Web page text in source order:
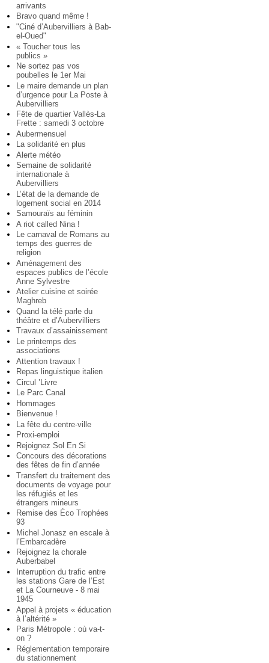
arrivants
Bravo quand même !
"Ciné d’Aubervilliers à Bab-
el-Oued"
« Toucher tous les
publics »
Ne sortez pas vos
poubelles le 1er Mai
Le maire demande un plan
d’urgence pour La Poste à
Aubervilliers
Fête de quartier Vallès-La
Frette : samedi 3 octobre
Aubermensuel
La solidarité en plus
Alerte météo
Semaine de solidarité
internationale à
Aubervilliers
L’état de la demande de
logement social en 2014
Samouraïs au féminin
A riot called Nina !
Le carnaval de Romans au
temps des guerres de
religion
Aménagement des
espaces publics de l’école
Anne Sylvestre
Atelier cuisine et soirée
Maghreb
Quand la télé parle du
théâtre et d’Aubervilliers
Travaux d’assainissement
Le printemps des
associations
Attention travaux !
Repas linguistique italien
Circul ’Livre
Le Parc Canal
Hommages
Bienvenue !
La fête du centre-ville
Proxi-emploi
Rejoignez Sol En Si
Concours des décorations
des fêtes de fin d’année
Transfert du traitement des
documents de voyage pour
les réfugiés et les
étrangers mineurs
Remise des Éco Trophées
93
Michel Jonasz en escale à
l’Embarcadère
Rejoignez la chorale
Auberbabel
Interruption du trafic entre
les stations Gare de l’Est
et La Courneuve - 8 mai
1945
Appel à projets « éducation
à l’altérité »
Paris Métropole : où va-t-
on ?
Réglementation temporaire
du stationnement